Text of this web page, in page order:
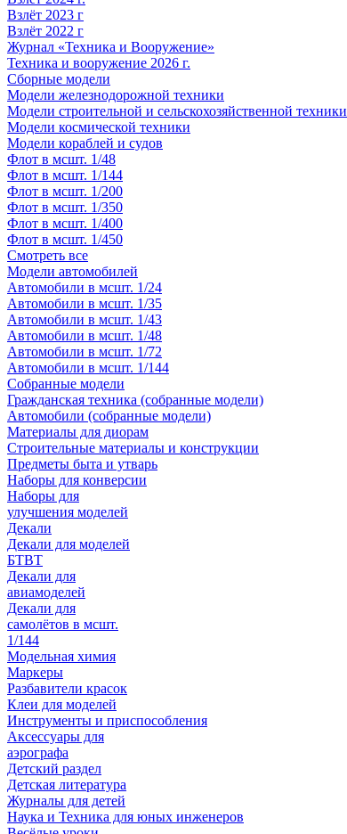
Взлёт 2023 г
Взлёт 2022 г
Журнал «Техника и Вооружение»
Техника и вооружение 2026 г.
Сборные модели
Модели железнодорожной техники
Модели строительной и сельскохозяйственной техники
Модели космической техники
Модели кораблей и судов
Флот в мсшт. 1/48
Флот в мсшт. 1/144
Флот в мсшт. 1/200
Флот в мсшт. 1/350
Флот в мсшт. 1/400
Флот в мсшт. 1/450
Смотреть все
Модели автомобилей
Автомобили в мсшт. 1/24
Автомобили в мсшт. 1/35
Автомобили в мсшт. 1/43
Автомобили в мсшт. 1/48
Автомобили в мсшт. 1/72
Автомобили в мсшт. 1/144
Собранные модели
Гражданская техника (собранные модели)
Автомобили (собранные модели)
Материалы для диорам
Строительные материалы и конструкции
Предметы быта и утварь
Наборы для конверсии
Наборы для
улучшения моделей
Декали
Декали для моделей
БТВТ
Декали для
авиамоделей
Декали для
самолётов в мсшт.
1/144
Модельная химия
Маркеры
Разбавители красок
Клеи для моделей
Инструменты и приспособления
Аксессуары для
аэрографа
Детский раздел
Детская литература
Журналы для детей
Наука и Техника для юных инженеров